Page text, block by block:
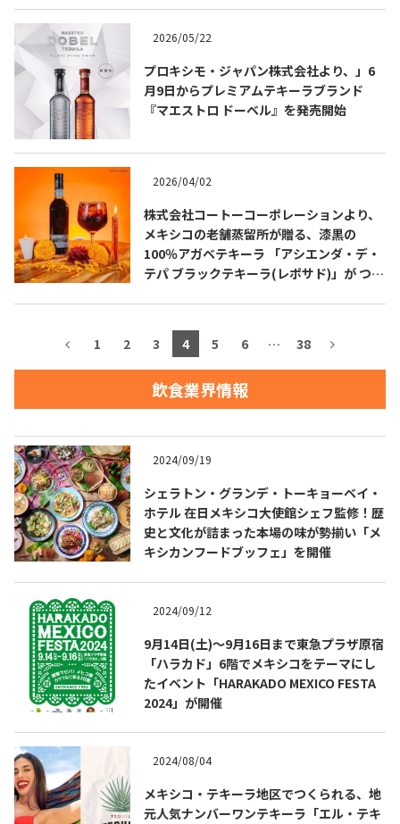
＆レストラン
お問合せ
COPYRIGHT © JUAST All rights reserved.
2026/05/22
プロキシモ・ジャパン株式会社より、」6
月9日からプレミアムテキーラブランド
『マエストロ ドーベル』を発売開始
2026/04/02
株式会社コートーコーポレーションより、
メキシコの老舗蒸留所が贈る、漆黒の
100％アガベテキーラ 「アシエンダ・デ・
テパ ブラックテキーラ(レポサド)」が つい
1 2 3 4 5 6 … 38
飲食業界情報
2024/09/19
シェラトン・グランデ・トーキョーベイ・
ホテル 在日メキシコ大使館シェフ監修！歴
史と文化が詰まった本場の味が勢揃い「メ
キシカンフードブッフェ」を開催
2024/09/12
9月14日(土)～9月16日まで東急プラザ原宿
「ハラカド」6階でメキシコをテーマにし
たイベント「HARAKADO MEXICO FESTA
2024」が開催
2024/08/04
メキシコ・テキーラ地区でつくられる、地
元人気ナンバーワンテキーラ「エル・テキ